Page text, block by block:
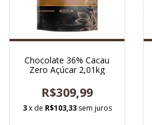
Chocolate 36% Cacau
Zero Açúcar 2,01kg
R$309,99
3 x de R$103,33 sem juros